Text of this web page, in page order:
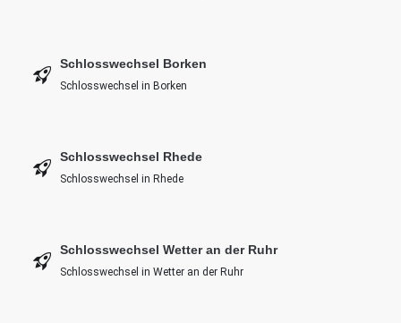
Schlosswechsel Borken
Schlosswechsel in Borken
Schlosswechsel Rhede
Schlosswechsel in Rhede
Schlosswechsel Wetter an der Ruhr
Schlosswechsel in Wetter an der Ruhr